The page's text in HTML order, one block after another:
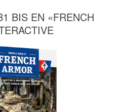
BIS EN «FRENCH